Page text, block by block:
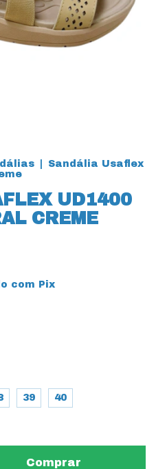
Sandália Usaflex
UD1400
CREME
com Pix
39 40